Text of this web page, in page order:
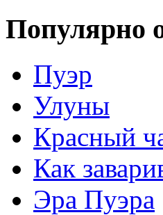
Популярно
Пуэр
Улуны
Красный
Как
Эра Пуэра